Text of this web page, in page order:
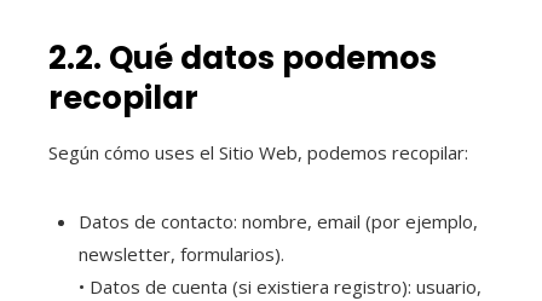
2.2. Qué datos podemos
recopilar
Según cómo uses el Sitio Web, podemos recopilar:
Datos de contacto: nombre, email (por ejemplo,
newsletter, formularios).
• Datos de cuenta (si existiera registro): usuario,